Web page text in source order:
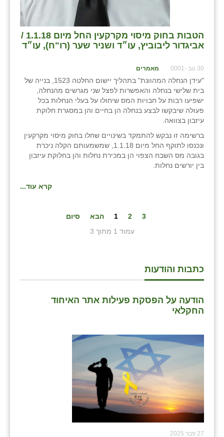
הטבות בחוק מיסוי מקרקעין החל מיום 1.1.18 /
אביגדור ליבוביץ, עו״ד ושניר שער (רו"ח), עו״ד
30 נוב -0001 מאמרים
"עידן הנחלה המהוונת" בתהליך יישום החלטה 1523, בנייה של
בית שלישי בנחלה והאפשרות לפצל שני מגרשים מהנחלה,
ישפיעו רבות על חבויות המס שיחולו על בעלי הנחלות בכל
פעולה שיבקשו לבצע בנחלה הן בחיים והן במסגרת חלוקת
עיזבון בצוואה.
ברשימה זו נבקש להתמקד בשינויים שחלו בחוק מיסוי מקרקעין
ונכנסו לתוקף החל מיום 1.1.18, שמשמעותם הקלה ניכרת
בגובה מס השבח הצפוי הן במכירת נחלות והן בחלוקת עיזבון
בין יורשים נחלות.
קרא עוד...
1 2 3 הבא
סיום
עמוד 1 מתוך 3
כתבות והודעות
הודעה על הפסקת פעילות אתר האיחוד
החקלאי
27 פבר 2025